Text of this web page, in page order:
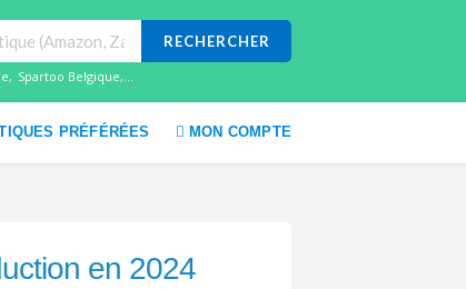
RECHERCHER
, Spartoo Belgique,...
PRÉFÉRÉES MON COMPTE
en 2024